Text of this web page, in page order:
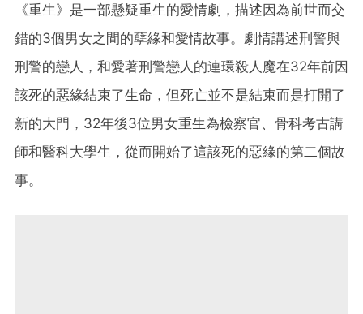
《重生》是一部懸疑重生的愛情劇，描述因為前世而交
錯的3個男女之間的孽緣和愛情故事。劇情講述刑警與
刑警的戀人，和愛著刑警戀人的連環殺人魔在32年前因
該死的惡緣結束了生命，但死亡並不是結束而是打開了
新的大門，32年後3位男女重生為檢察官、骨科考古講
師和醫科大學生，從而開始了這該死的惡緣的第二個故
事。